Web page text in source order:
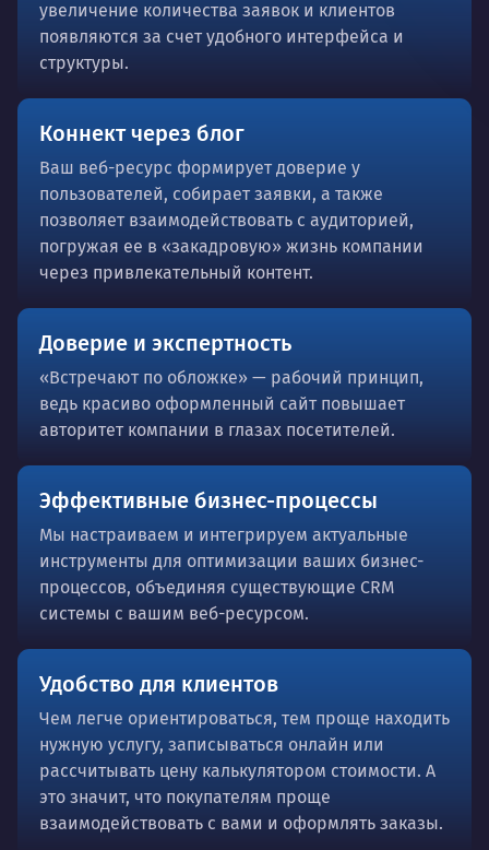
увеличение количества заявок и клиентов
появляются за счет удобного интерфейса и
структуры.
Коннект через блог
Ваш веб-ресурс формирует доверие у
пользователей, собирает заявки, а также
позволяет взаимодействовать с аудиторией,
погружая ее в «закадровую» жизнь компании
через привлекательный контент.
Доверие и экспертность
«Встречают по обложке» — рабочий принцип,
ведь красиво оформленный сайт повышает
авторитет компании в глазах посетителей.
Эффективные бизнес-процессы
Мы настраиваем и интегрируем актуальные
инструменты для оптимизации ваших бизнес-
процессов, объединяя существующие CRM
системы с вашим веб-ресурсом.
Удобство для клиентов
Чем легче ориентироваться, тем проще находить
нужную услугу, записываться онлайн или
рассчитывать цену калькулятором стоимости. А
это значит, что покупателям проще
взаимодействовать с вами и оформлять заказы.